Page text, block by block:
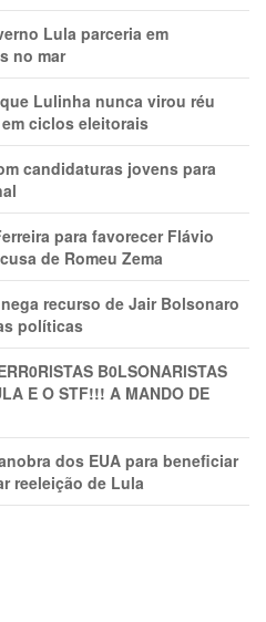
Lula parceria em
no mar
Lulinha nunca virou réu
ciclos eleitorais
candidaturas jovens para
para favorecer Flávio
de Romeu Zema
recurso de Jair Bolsonaro
políticas
B0LSONARlSTAS
E O STF!!! A MANDO DE
dos EUA para beneficiar
reeleição de Lula